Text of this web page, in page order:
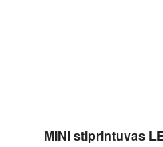
MINI stiprintuvas